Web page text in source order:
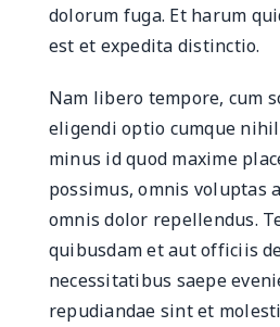
dolorum fuga. Et harum
est et expedita distinctio.
Nam libero tempore, cum
eligendi optio cumque
minus id quod maxime
possimus, omnis voluptas
omnis dolor repellendus.
quibusdam et aut officiis
necessitatibus saepe
repudiandae sint et